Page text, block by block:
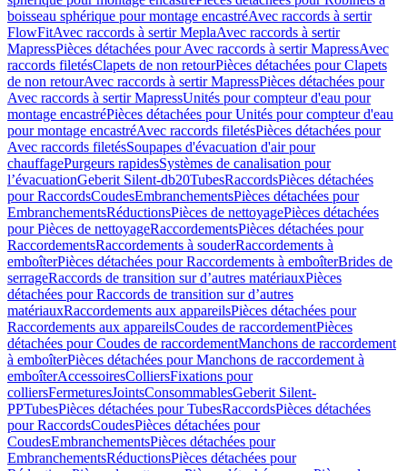
boisseau sphérique pour montage encastréAvec raccords à sertir
FlowFitAvec raccords à sertir MeplaAvec raccords à sertir
MapressPièces détachées pour Avec raccords à sertir MapressAvec
raccords filetésClapets de non retourPièces détachées pour Clapets
de non retourAvec raccords à sertir MapressPièces détachées pour
Avec raccords à sertir MapressUnités pour compteur d'eau pour
montage encastréPièces détachées pour Unités pour compteur d'eau
pour montage encastréAvec raccords filetésPièces détachées pour
Avec raccords filetésSoupapes d'évacuation d'air pour
chauffagePurgeurs rapidesSystèmes de canalisation pour
l’évacuationGeberit Silent-db20TubesRaccordsPièces détachées
pour RaccordsCoudesEmbranchementsPièces détachées pour
EmbranchementsRéductionsPièces de nettoyagePièces détachées
pour Pièces de nettoyageRaccordementsPièces détachées pour
RaccordementsRaccordements à souderRaccordements à
emboîterPièces détachées pour Raccordements à emboîterBrides de
serrageRaccords de transition sur d’autres matériauxPièces
détachées pour Raccords de transition sur d’autres
matériauxRaccordements aux appareilsPièces détachées pour
Raccordements aux appareilsCoudes de raccordementPièces
détachées pour Coudes de raccordementManchons de raccordement
à emboîterPièces détachées pour Manchons de raccordement à
emboîterAccessoiresColliersFixations pour
colliersFermeturesJointsConsommablesGeberit Silent-
PPTubesPièces détachées pour TubesRaccordsPièces détachées
pour RaccordsCoudesPièces détachées pour
CoudesEmbranchementsPièces détachées pour
EmbranchementsRéductionsPièces détachées pour